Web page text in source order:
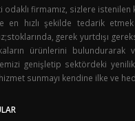
odaklı firmamız, sizlere
en hızlı şekilde tedarik
gerek yurtdışı
ürünlerini bulundurarak
genişletip sektördeki
sunmayı kendine ilke ve